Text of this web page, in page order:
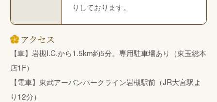
りしております。
アクセス
【車】岩槻I.C.から1.5km約5分。専用駐車場あり（東玉総本
店1F）
【電車】東武アーバンパークライン岩槻駅前（JR大宮駅よ
り12分）